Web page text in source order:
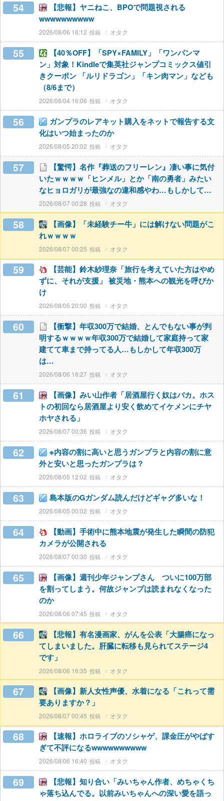
54
【悲報】ヤニねこ、BPOで問題視される
wwwwwwwwww
2026/08/06 16:12 オタク
55
【40％OFF】「SPY×FAMILY」「ワンパンマ
ン」対象！Kindleで集英社ジャンプコミックス値引
きクーポン 「ルリドラゴン」「キン肉マン」なども
（8/6まで）
2026/08/04 16:06 オタク
56
ガンプラのレアキット購入をネットで報告する文
化はいつ始まったのか
2026/08/05 20:02 オタク
57
【驚愕】名作『葬送のフリーレン』凄い事に気付
いたｗｗｗｗ「ヒンメル」とか「南の勇者」みたい
なヒョロガリが最強なの違和感やわ…もしかして…
2026/08/07 00:28 オタク
58
【画像】「未経験チー牛」には解けない問題がこ
れｗｗｗｗ
2026/08/07 00:25 オタク
59
【芸能】鈴木紗理奈「旅行を考えていた方はやめ
ずに、それが支援」 被災地・熊本への観光を呼びか
け
2026/08/05 20:00 オタク
60
【衝撃】年収300万で結婚、とんでもない事が判
明するｗｗｗｗ年収300万で結婚して家庭持って家
建てて車まで持ってる人…もしかして年収300万
は…
2026/08/06 16:27 オタク
61
【画像】みい山作者「居酒屋行く奴はバカ。ホス
トの初回なら居酒屋より安く飲めてイケメンにチヤ
ホヤされる」
2026/08/07 00:36 オタク
62
※内容の割に高いと思うガンプラと内容の割に意
外と安いと思ったガンプラは？
2026/08/05 12:02 オタク
63 島本版のGガンダム読んだけどギャグ多いな！
2026/08/05 00:02 オタク
64
【動画】手術中に熊本地震が発生した瞬間の防犯
カメラが公開される
2026/08/07 00:30 オタク
65
【画像】週刊少年ジャンプさん ついに100万部
を割ってしまう。何故ジャンプは読まれなくなった
のか
2026/08/06 07:45 オタク
66
【悲報】有名漫画家、がんを公表「大腸癌になっ
てしまいました。肝臓に転移も見られてステージ4
です」
2026/08/06 16:35 オタク
67
【画像】新人女性声優、水着になる「これって需
要ありますか？」
2026/08/07 00:45 オタク
68
【速報】ホロライブのソシャゲ、課金圧がやばす
ぎて不評になるwwwwwwwwww
2026/08/06 16:40 オタク
69
【悲報】知り合い「みいちゃん作者、めちゃくち
ゃ落ち込んでる。以前みいちゃんへの深い愛を語っ